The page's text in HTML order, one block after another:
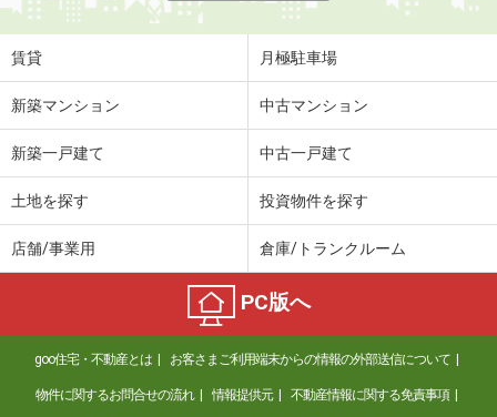
賃貸 月極駐車場
新築マンション 中古マンション
新築一戸建て 中古一戸建て
土地を探す 投資物件を探す
店舗/事業用 倉庫/トランクルーム
PC版へ
goo住宅・不動産とは お客さまご利用端末からの情報の外部送信について
物件に関するお問合せの流れ 情報提供元 不動産情報に関する免責事項